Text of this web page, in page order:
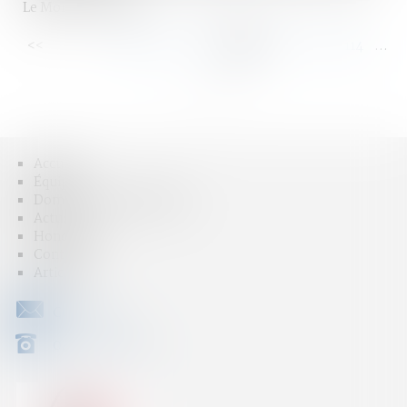
Le Monde du droit
<<
...
Accueil
Articles